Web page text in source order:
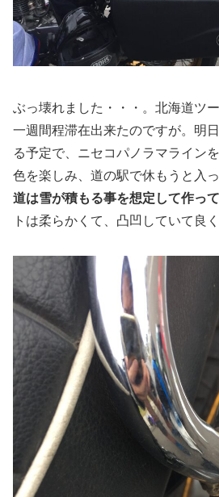
ぶっ壊れました・・・。北海道ツ
一週間程滞在出来たのですが。明
る予定で、ニセコパノラマライン
色を楽しみ、道の駅で休もうと入っ
道は雪が積もる事を想定して作っ
トは柔らかくて、凸凹していて良